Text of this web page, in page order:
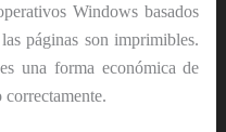
Windows basados
páginas son imprimibles.
una forma económica de